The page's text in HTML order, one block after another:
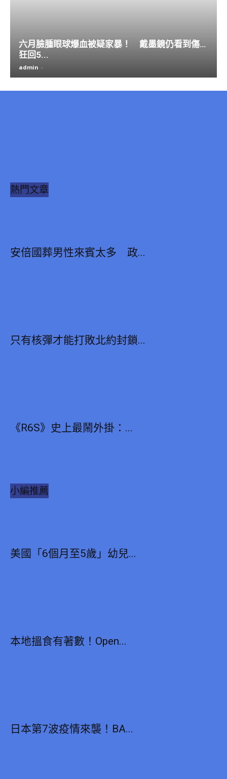
六月臉腫眼球爆血被疑家暴！ 戴墨鏡仍看到傷…
狂回5...
admin -
熱門文章
安倍國葬男性來賓太多 政...
只有核彈才能打敗北約封鎖...
《R6S》史上最鬧外掛：...
小編推薦
美國「6個月至5歲」幼兒...
本地搵食有著數！Open...
日本第7波疫情來襲！BA...